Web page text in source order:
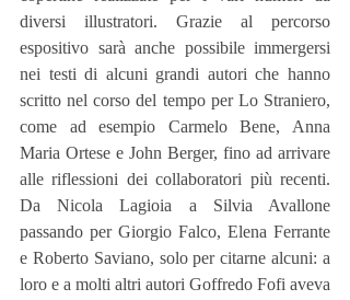
diversi illustratori. Grazie al percorso
espositivo sarà anche possibile immergersi
nei testi di alcuni grandi autori che hanno
scritto nel corso del tempo per Lo Straniero,
come ad esempio Carmelo Bene, Anna
Maria Ortese e John Berger, fino ad arrivare
alle riflessioni dei collaboratori più recenti.
Da Nicola Lagioia a Silvia Avallone
passando per Giorgio Falco, Elena Ferrante
e Roberto Saviano, solo per citarne alcuni: a
loro e a molti altri autori Goffredo Fofi aveva